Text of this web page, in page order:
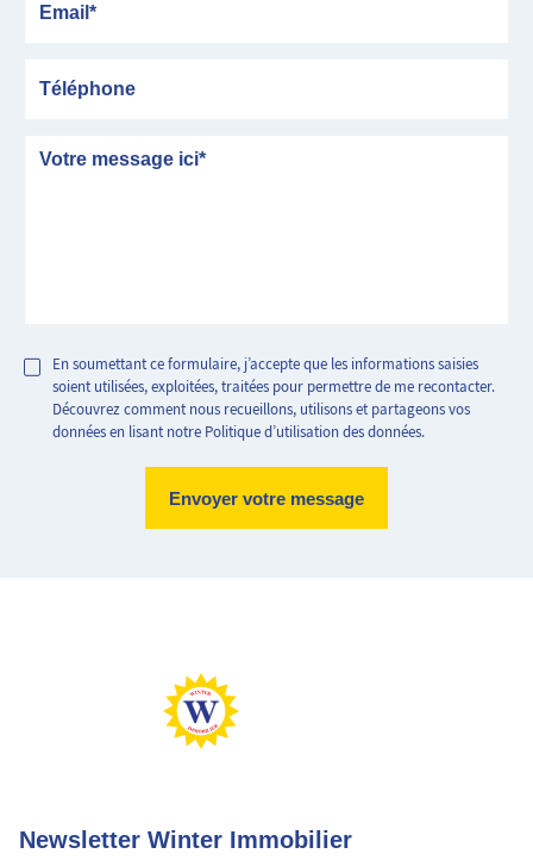
Message
En soumettant ce formulaire, j’accepte que les informations saisies
soient utilisées, exploitées, traitées pour permettre de me recontacter.
Découvrez comment nous recueillons, utilisons et partageons vos
données en lisant notre Politique d’utilisation des données.
Emission de CO2 très importantes
Newsletter Winter Immobilier